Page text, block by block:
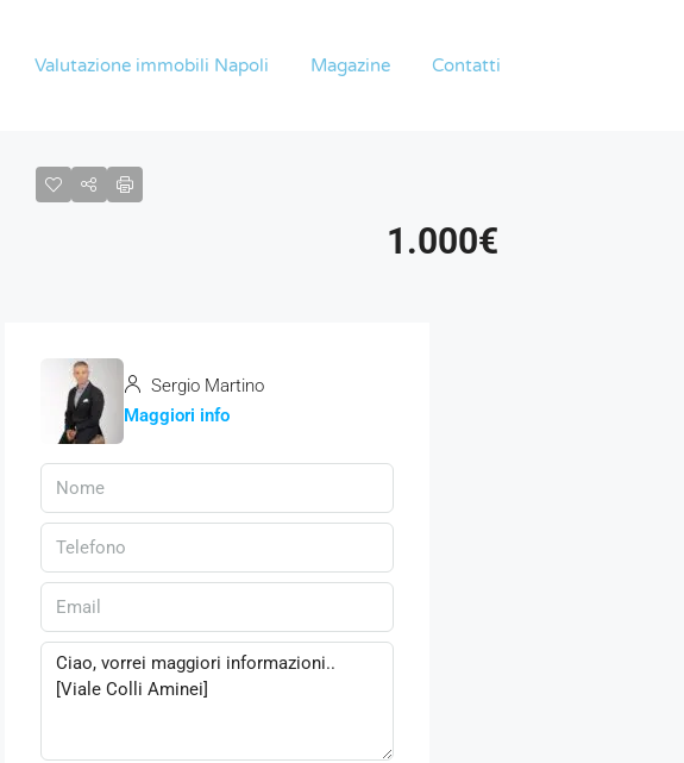
Valutazione immobili Napoli Magazine Contatti
1.000€
Sergio Martino
Maggiori info